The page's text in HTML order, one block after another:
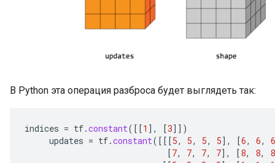
В Python эта операция разброса будет выглядеть так:
indices = tf.constant( [[1 ] , [3]] )
updates = tf.constant( [[[5, 5, 5, 5] , [6, 6,
6
[7, 7, 7, 7] , [8, 8,
8